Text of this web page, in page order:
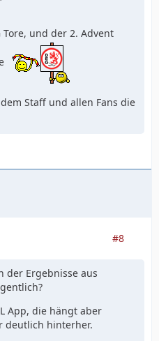
Tore, und der 2. Advent
Staff und allen Fans die
#8
der Ergebnisse aus
App, die hängt aber
deutlich hinterher.